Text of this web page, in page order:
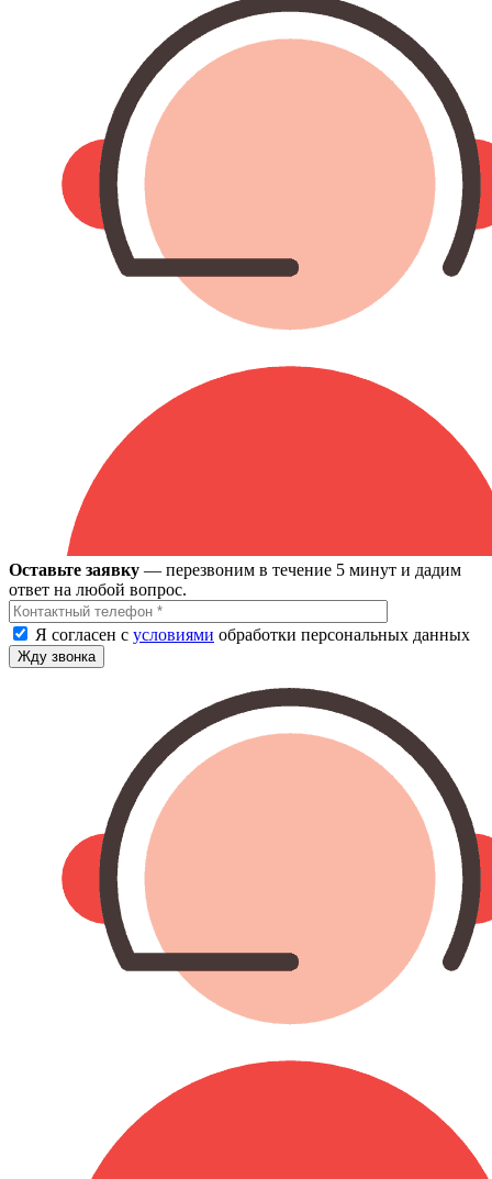
Оставьте заявку — перезвоним в течение 5 минут и дадим
ответ на любой вопрос.
Я согласен с условиями обработки персональных данных